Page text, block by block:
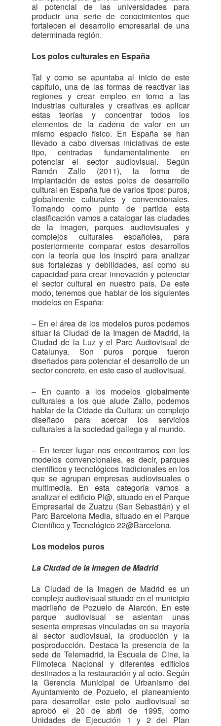
al potencial de las universidades para
producir una serie de conocimientos que
fortalecen el desarrollo empresarial de una
determinada región.
Los polos culturales en España
Tal y como se apuntaba al inicio de este
capítulo, una de las formas de reactivar las
regiones y crear empleo en torno a las
industrias culturales y creativas es aplicar
estas teorías y concentrar todos los
elementos de la cadena de valor en un
mismo espacio físico. En España se han
llevado a cabo diversas iniciativas de este
tipo, centradas fundamentalmente en
potenciar el sector audiovisual. Según
Ramón Zallo (2011), la forma de
implantación de estos polos de desarrollo
cultural en España fue de varios tipos: puros,
globalmente culturales y convencionales.
Tomando como punto de partida esta
clasificación vamos a catalogar las ciudades
de la imagen, parques audiovisuales y
complejos culturales españoles, para
posteriormente comparar estos desarrollos
con la teoría que los inspiró para analizar
sus fortalezas y debilidades, así como su
capacidad para crear innovación y potenciar
el sector cultural en nuestro país. De este
modo, tenemos que hablar de los siguientes
modelos en España:
– En el área de los modelos puros podemos
situar la Ciudad de la Imagen de Madrid, la
Ciudad de la Luz y el Parc Audiovisual de
Catalunya. Son puros porque fueron
diseñados para potenciar el desarrollo de un
sector concreto, en este caso el audiovisual.
– En cuanto a los modelos globalmente
culturales a los que alude Zallo, podemos
hablar de la Cidade da Cultura: un complejo
diseñado para acercar los servicios
culturales a la sociedad gallega y al mundo.
– En tercer lugar nos encontramos con los
modelos convencionales, es decir, parques
científicos y tecnológicos tradicionales en los
que se agrupan empresas audiovisuales o
multimedia. En esta categoría vamos a
analizar el edificio PI@, situado en el Parque
Empresarial de Zuatzu (San Sebastián) y el
Parc Barcelona Media, situado en el Parque
Científico y Tecnológico 22@Barcelona.
Los modelos puros
La Ciudad de la Imagen de Madrid
La Ciudad de la Imagen de Madrid es un
complejo audiovisual situado en el municipio
madrileño de Pozuelo de Alarcón. En este
parque audiovisual se asientan unas
sesenta empresas vinculadas en su mayoría
al sector audiovisual, la producción y la
posproducción. Destaca la presencia de la
sede de Telemadrid, la Escuela de Cine, la
Filmoteca Nacional y diferentes edificios
destinados a la restauración y al ocio. Según
la Gerencia Municipal de Urbanismo del
Ayuntamiento de Pozuelo, el planeamiento
para desarrollar este polo audiovisual se
aprobó el 20 de abril de 1995, como
Unidades de Ejecución 1 y 2 del Plan